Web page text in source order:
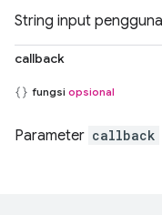
String input
callback
fungsi opsional
Parameter callback